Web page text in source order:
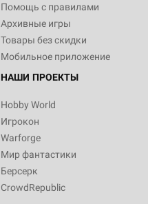
Помощь с правилами
Архивные игры
Товары без скидки
Мобильное приложение
НАШИ ПРОЕКТЫ
Hobby World
Игрокон
Warforge
Мир фантастики
Берсерк
CrowdRepublic